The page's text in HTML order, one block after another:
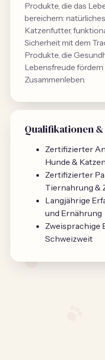
Produkte, die das
bereichern:
Katzenfutter,
Sicherheit mit dem
Produkte, die
Lebensfreude fördern
Zusammenleben.
Qualifikationen
Zertifizierter
Hunde & Katzen
Zertifizierter
Tiernahrung &
Langjährige
und Ernährung
Zweisprachige
Schweizweit